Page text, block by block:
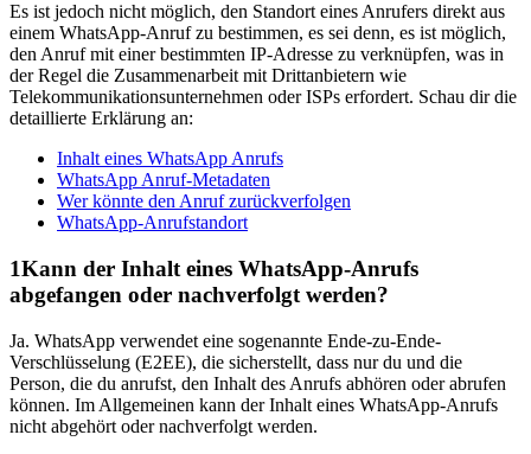
Es ist jedoch nicht möglich, den Standort eines Anrufers direkt aus
einem WhatsApp-Anruf zu bestimmen, es sei denn, es ist möglich,
den Anruf mit einer bestimmten IP-Adresse zu verknüpfen, was in
der Regel die Zusammenarbeit mit Drittanbietern wie
Telekommunikationsunternehmen oder ISPs erfordert. Schau dir die
detaillierte Erklärung an:
Inhalt eines WhatsApp Anrufs
WhatsApp Anruf-Metadaten
Wer könnte den Anruf zurückverfolgen
WhatsApp-Anrufstandort
1Kann der Inhalt eines WhatsApp-Anrufs
abgefangen oder nachverfolgt werden?
Ja. WhatsApp verwendet eine sogenannte Ende-zu-Ende-
Verschlüsselung (E2EE), die sicherstellt, dass nur du und die
Person, die du anrufst, den Inhalt des Anrufs abhören oder abrufen
können. Im Allgemeinen kann der Inhalt eines WhatsApp-Anrufs
nicht abgehört oder nachverfolgt werden.